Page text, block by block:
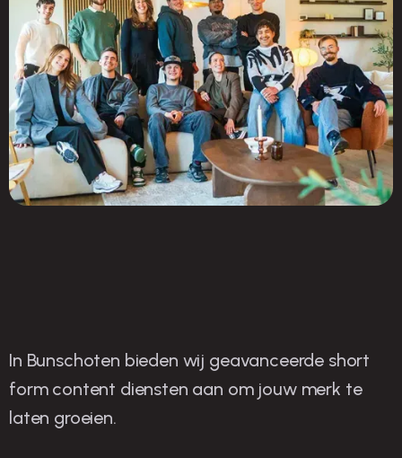
O
nze strategieën voor
succes
In Bunschoten bieden wij geavanceerde short
form content diensten aan om jouw merk te
laten groeien.